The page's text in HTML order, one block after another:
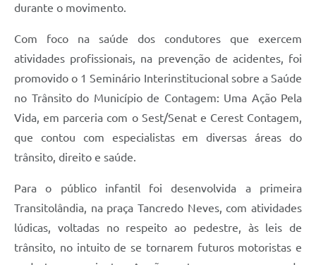
durante o movimento.
Com foco na saúde dos condutores que exercem
atividades profissionais, na prevenção de acidentes, foi
promovido o 1 Seminário Interinstitucional sobre a Saúde
no Trânsito do Município de Contagem: Uma Ação Pela
Vida, em parceria com o Sest/Senat e Cerest Contagem,
que contou com especialistas em diversas áreas do
trânsito, direito e saúde.
Para o público infantil foi desenvolvida a primeira
Transitolândia, na praça Tancredo Neves, com atividades
lúdicas, voltadas no respeito ao pedestre, às leis de
trânsito, no intuito de se tornarem futuros motoristas e